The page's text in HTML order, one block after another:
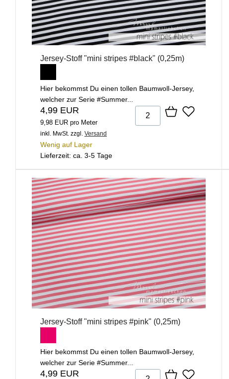
Jersey-Stoff "mini stripes #black" (0,25m)
Hier bekommst Du einen tollen Baumwoll-Jersey,
welcher zur Serie #Summer...
4,99 EUR
9,98 EUR pro Meter
inkl. MwSt. zzgl. Versand
Wenig auf Lager
Lieferzeit: ca. 3-5 Tage
Jersey-Stoff "mini stripes #pink" (0,25m)
Hier bekommst Du einen tollen Baumwoll-Jersey,
welcher zur Serie #Summer...
4,99 EUR